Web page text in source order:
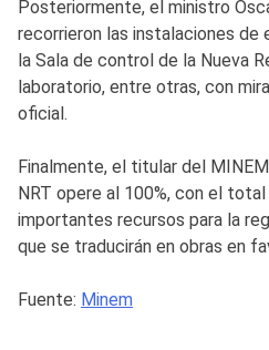
Posteriormente, el ministro
recorrieron las instalaciones
la Sala de control de la Nueva
laboratorio, entre otras, con
oficial.
Finalmente, el titular del
NRT opere al 100%, con el
importantes recursos para la
que se traducirán en obras en
Fuente: Minem